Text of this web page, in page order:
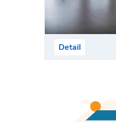
Detail